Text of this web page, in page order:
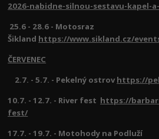
2026-nabidne-silnou-sestavu-kapel-
25.6 - 28.6 - Motosraz
Šikland https://www.sikland.cz/
ČERVENEC
2.7. - 5.7. - Pekelný ostrov https://
10.7. - 12.7. - River fest https://
fest/
17.7. - 19.7. - Motohody na Podluží